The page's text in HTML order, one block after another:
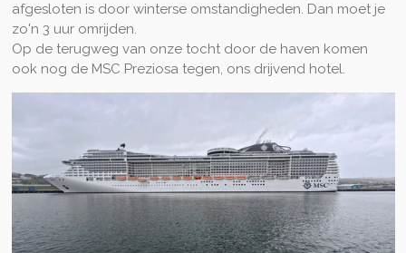
afgesloten is door winterse omstandigheden. Dan moet je
zo'n 3 uur omrijden.
Op de terugweg van onze tocht door de haven komen
ook nog de MSC Preziosa tegen, ons drijvend hotel.